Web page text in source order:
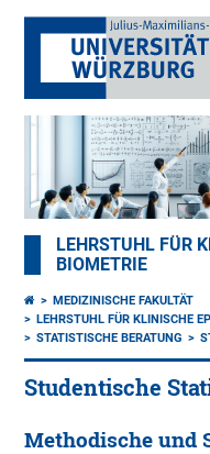
LEHRSTUHL FÜR
BIOMETRIE
MEDIZINISCHE FAKULTÄT
LEHRSTUHL FÜR KLINISCHE
STATISTISCHE BERATUNG
Studentische
Methodische und